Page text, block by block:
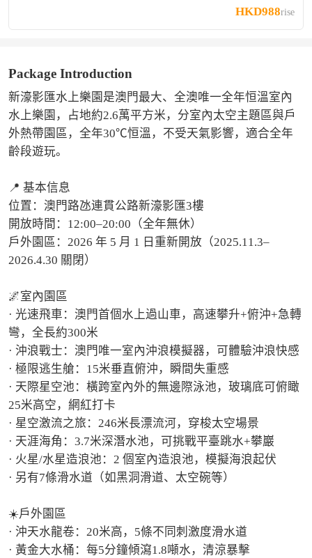
HKD988rise
Package Introduction
新濠影匯水上樂園是澳門最大、全澳唯一全年恒溫室內
水上樂園，占地約2.6萬平方米，分室內太空主題區與戶
外熱帶園區，全年30℃恒溫，不受天氣影響，適合全年
齡段遊玩。
📍 基本信息
位置：澳門路氹連貫公路新濠影匯3樓
開放時間：12:00–20:00（全年無休）
戶外園區：2026 年 5 月 1 日重新開放（2025.11.3–
2026.4.30 關閉）
🌌室內園區
· 光速飛車：澳門首個水上過山車，高速攀升+俯沖+急轉
彎，全長約300米
· 沖浪戰士：澳門唯一室內沖浪模擬器，可體驗沖浪快感
· 極限逃生艙：15米垂直俯沖，瞬間失重感
· 天際星空池：橫跨室內外的無邊際泳池，玻璃底可俯瞰
25米高空，網紅打卡
· 星空激流之旅：246米長漂流河，穿梭太空場景
· 天涯海角：3.7米深潛水池，可挑戰平臺跳水+攀巖
· 火星/水星造浪池：2 個室內造浪池，模擬海浪起伏
· 另有7條滑水道（如黑洞滑道、太空碗等）
☀️戶外園區
· 沖天水龍卷：20米高，5條不同刺激度滑水道
· 黃金大水桶：每5分鐘傾瀉1.8噸水，清涼暴擊